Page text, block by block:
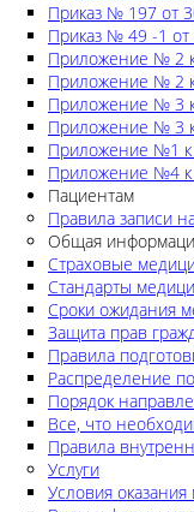
Приказ № 197 от
Приказ № 49 -1 от
Приложение № 2
Приложение № 2
Приложение № 3
Приложение № 3
Приложение №1 к
Приложение №4 к
Пациентам
Правила записи
Общая
Страховые
Стандарты
Сроки ожидания
Защита прав
Правила
Распределение
Порядок
Все, что
Правила
Услуги
Условия